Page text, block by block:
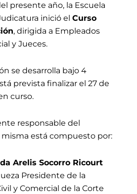
presente año, la Escuela
inició el Curso
, dirigida a Empleados
y Jueces.
se desarrolla bajo 4
prevista finalizar el 27 de
curso.
responsable del
misma está compuesto por:
Arelis Socorro Ricourt
Presidente de la
y Comercial de la Corte